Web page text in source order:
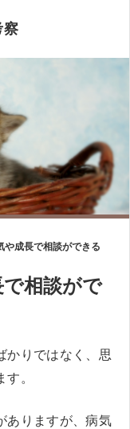
察
や成長で相談ができる
相談がで
かりではなく、思
。
ありますが、病気